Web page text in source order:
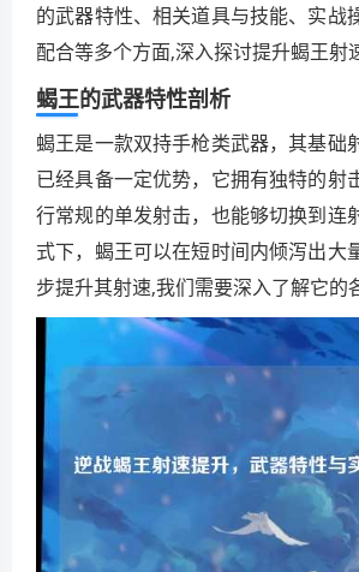
的武器特性、相关道具与技能、实战
配合等多个方面,深入探讨提升蝎王射
蝎王的武器特性剖析
蝎王是一款双持手枪类武器，其基础
已经具备一定优势，它拥有独特的射
行常规的单发射击，也能够切换到连
式下，蝎王可以在短时间内倾泻出大
步提升其射速,我们需要深入了解它的